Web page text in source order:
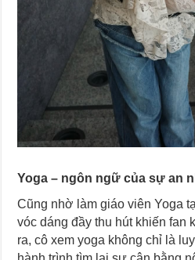
Yoga – ngôn ngữ của sự an
Cũng nhờ làm giáo viên Yoga
vóc dáng đầy thu hút khiến fan
ra, cô xem yoga không chỉ là